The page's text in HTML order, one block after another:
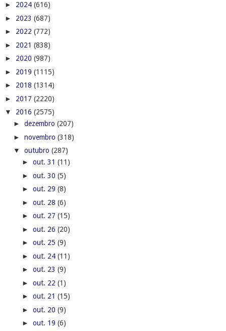
► 2024 (616)
► 2023 (687)
► 2022 (772)
► 2021 (838)
► 2020 (987)
► 2019 (1115)
► 2018 (1314)
► 2017 (2220)
▼ 2016 (2575)
► dezembro (207)
► novembro (318)
▼ outubro (287)
► out. 31 (11)
► out. 30 (5)
► out. 29 (8)
► out. 28 (6)
► out. 27 (15)
► out. 26 (20)
► out. 25 (9)
► out. 24 (11)
► out. 23 (9)
► out. 22 (1)
► out. 21 (15)
► out. 20 (9)
► out. 19 (6)